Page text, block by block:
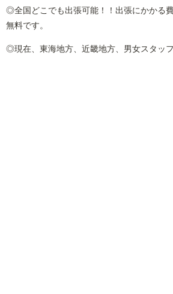
◎全国どこでも出張可能！！出張にかかる
無料です。
​◎現在、東海地方、近畿地方、男女スタッ